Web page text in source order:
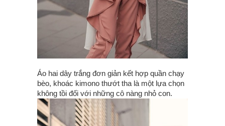
Áo hai dây trắng đơn giản kết hợp quần chạy
bèo, khoác kimono thướt tha là một lựa chọn
không tồi đối với những cô nàng nhỏ con.